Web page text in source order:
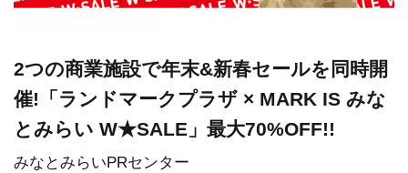
みなとみらいPRセンター
2つの商業施設で年末&新春セールを同時開
催!「ランドマークプラザ × MARK IS みな
とみらい W★SALE」最大70%OFF!!